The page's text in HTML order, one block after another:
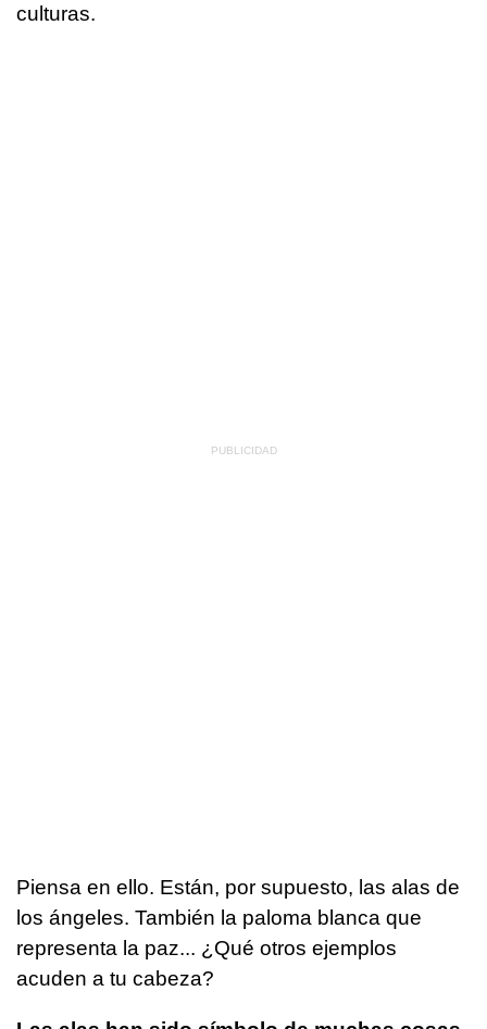
culturas.
Piensa en ello. Están, por supuesto, las alas de
los ángeles. También la paloma blanca que
representa la paz... ¿Qué otros ejemplos
acuden a tu cabeza?